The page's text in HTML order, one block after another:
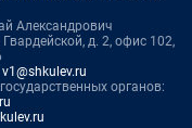
Александрович
д. 2, офис 102,
v1@shkulev.ru
органов: